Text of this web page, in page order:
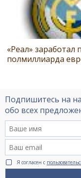
«Реал» заработал
полмиллиарда
Подпишитесь на
обо всех
Я согласен с